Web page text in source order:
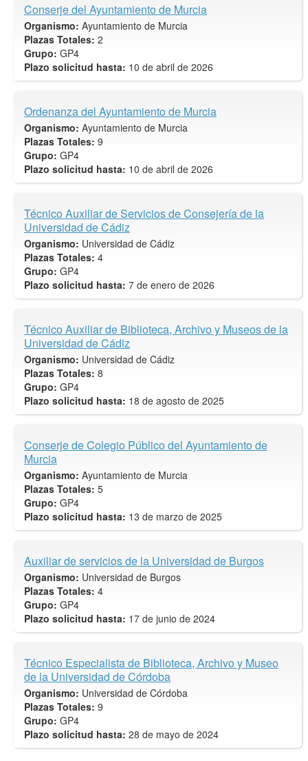
Conserje del Ayuntamiento de Murcia
Organismo: Ayuntamiento de Murcia
Plazas Totales: 2
Grupo: GP4
Plazo solicitud hasta: 10 de abril de 2026
Ordenanza del Ayuntamiento de Murcia
Organismo: Ayuntamiento de Murcia
Plazas Totales: 9
Grupo: GP4
Plazo solicitud hasta: 10 de abril de 2026
Técnico Auxiliar de Servicios de Consejería de la
Universidad de Cádiz
Organismo: Universidad de Cádiz
Plazas Totales: 4
Grupo: GP4
Plazo solicitud hasta: 7 de enero de 2026
Técnico Auxiliar de Biblioteca, Archivo y Museos de la
Universidad de Cádiz
Organismo: Universidad de Cádiz
Plazas Totales: 8
Grupo: GP4
Plazo solicitud hasta: 18 de agosto de 2025
Conserje de Colegio Público del Ayuntamiento de
Murcia
Organismo: Ayuntamiento de Murcia
Plazas Totales: 5
Grupo: GP4
Plazo solicitud hasta: 13 de marzo de 2025
Auxiliar de servicios de la Universidad de Burgos
Organismo: Universidad de Burgos
Plazas Totales: 4
Grupo: GP4
Plazo solicitud hasta: 17 de junio de 2024
Técnico Especialista de Biblioteca, Archivo y Museo
de la Universidad de Córdoba
Organismo: Universidad de Córdoba
Plazas Totales: 9
Grupo: GP4
Plazo solicitud hasta: 28 de mayo de 2024